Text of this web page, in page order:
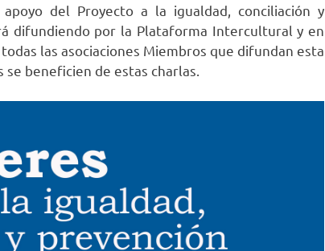
del Proyecto a la igualdad, conciliación y
difundiendo por la Plataforma Intercultural y en
las asociaciones Miembros que difundan esta
beneficien de estas charlas.